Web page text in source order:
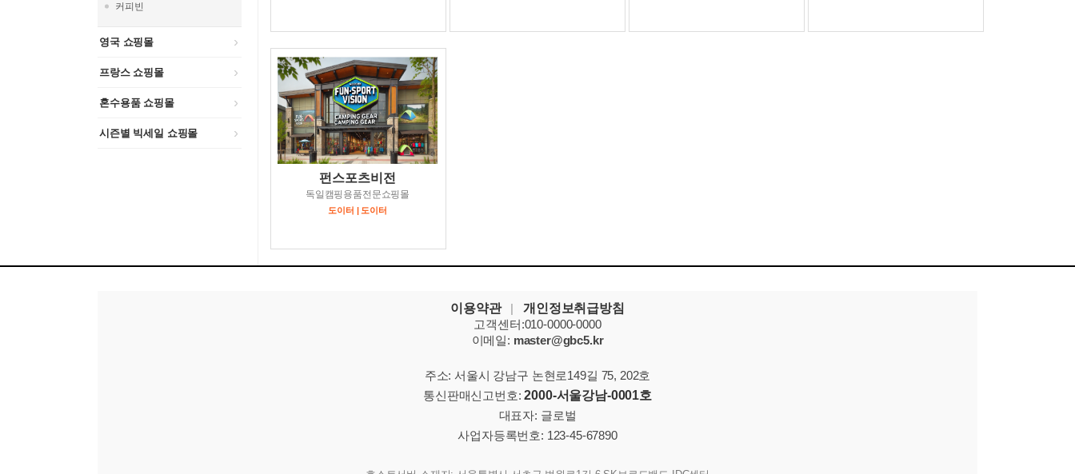
커피빈
영국 쇼핑몰
프랑스 쇼핑몰
혼수용품 쇼핑몰
시즌별 빅세일 쇼핑몰
펀스포츠비전
독일캠핑용품전문쇼핑몰
도이터 | 도이터
이용약관 |
개인정보취급방침
고객센터:010-0000-0000
이메일: master@gbc5.kr
주소: 서울시 강남구 논현로149길 75, 202호
통신판매신고번호:2000-서울강남-0001호
대표자: 글로벌
사업자등록번호: 123-45-67890